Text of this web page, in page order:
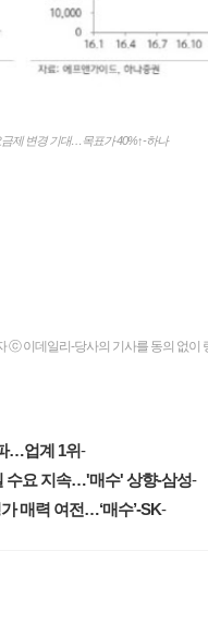
금제 변경 기대…목표가 40%↑-하나
ⓒ 이데일리-당사의 기사를 동의 없이
-
…업계 1위
-
수요 지속…'매수' 상향-삼성
-
매력 여전…‘매수’-SK